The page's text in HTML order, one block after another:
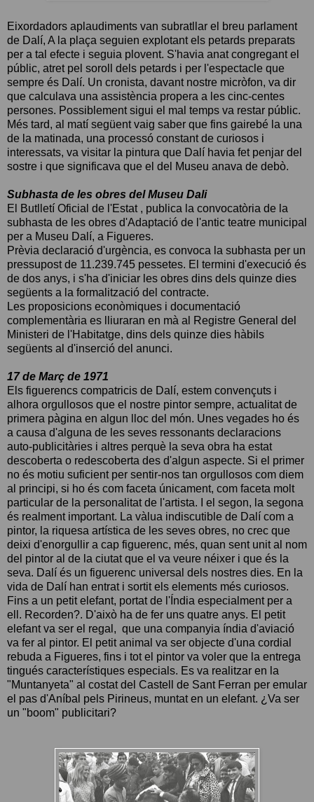
Eixordadors aplaudiments van subratllar el breu parlament
de Dalí, A la plaça seguien explotant els petards preparats
per a tal efecte i seguia plovent. S'havia anat congregant el
públic, atret pel soroll dels petards i per l'espectacle que
sempre és Dalí. Un cronista, davant nostre micròfon, va dir
que calculava una assistència propera a les cinc-centes
persones. Possiblement sigui el mal temps va restar públic.
Més tard, al matí següent vaig saber que fins gairebé la una
de la matinada, una processó constant de curiosos i
interessats, va visitar la pintura que Dalí havia fet penjar del
sostre i que significava que el del Museu anava de debò.
Subhasta de les obres del Museu Dali
El Butlletí Oficial de l'Estat , publica la convocatòria de la
subhasta de les obres d'Adaptació de l'antic teatre municipal
per a Museu Dalí, a Figueres.
Prèvia declaració d'urgència, es convoca la subhasta per un
pressupost de 11.239.745 pessetes. El termini d'execució és
de dos anys, i s'ha d'iniciar les obres dins dels quinze dies
següents a la formalització del contracte.
Les proposicions econòmiques i documentació
complementària es lliuraran en mà al Registre General del
Ministeri de l'Habitatge, dins dels quinze dies hàbils
següents al d'inserció del anunci.
17 de Març de 1971
Els figuerencs compatricis de Dalí, estem convençuts i
alhora orgullosos que el nostre pintor sempre, actualitat de
primera pàgina en algun lloc del món. Unes vegades ho és
a causa d'alguna de les seves ressonants declaracions
auto-publicitàries i altres perquè la seva obra ha estat
descoberta o redescoberta des d'algun aspecte. Si el primer
no és motiu suficient per sentir-nos tan orgullosos com diem
al principi, si ho és com faceta únicament, com faceta molt
particular de la personalitat de l'artista. I el segon, la segona
és realment important. La vàlua indiscutible de Dalí com a
pintor, la riquesa artística de les seves obres, no crec que
deixi d'enorgullir a cap figuerenc, més, quan sent unit al nom
del pintor al de la ciutat que el va veure néixer i que és la
seva. Dalí és un figuerenc universal dels nostres dies. En la
vida de Dalí han entrat i sortit els elements més curiosos.
Fins a un petit elefant, portat de l'Índia especialment per a
ell. Recorden?. D'això ha de fer uns quatre anys. El petit
elefant va ser el regal, que una companyia índia d'aviació
va fer al pintor. El petit animal va ser objecte d'una cordial
rebuda a Figueres, fins i tot el pintor va voler que la entrega
tingués característiques especials. Es va realitzar en la
"Muntanyeta" al costat del Castell de Sant Ferran per emular
el pas d'Aníbal pels Pirineus, muntat en un elefant. ¿Va ser
un "boom" publicitari?